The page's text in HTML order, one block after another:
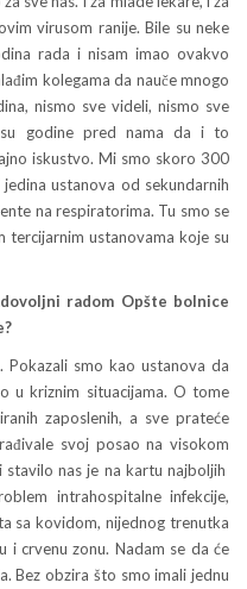
virusom ranije. Bile su neke
rada i nisam imao ovakvo
kolegama da nauče mnogo
nismo sve videli, nismo sve
godine pred nama da i to
iskustvo. Mi smo skoro 300
ustanova od sekundarnih
na respiratorima. Tu smo se
tercijarnim ustanovama koje su
radom Opšte bolnice
smo kao ustanova da
u kriznim situacijama. O tome
zaposlenih, a sve prateće
svoj posao na visokom
nas je na kartu najboljih
intrahospitalne infekcije,
sa kovidom, nijednog trenutka
i crvenu zonu. Nadam se da će
Bez obzira što smo imali jednu